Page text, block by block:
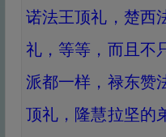
诺法王顶礼，楚西
礼，等等，而且不
派都一样，禄东赞
顶礼，隆慧拉坚的